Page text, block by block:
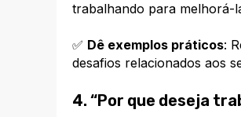
trabalhando para melhorá-
✅ Dê exemplos práticos:
desafios relacionados aos
4. “Por que deseja